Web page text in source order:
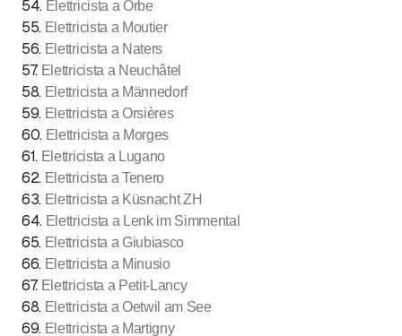
54. Elettricista a Orbe
55. Elettricista a Moutier
56. Elettricista a Naters
57. Elettricista a Neuchâtel
58. Elettricista a Männedorf
59. Elettricista a Orsières
60. Elettricista a Morges
61. Elettricista a Lugano
62. Elettricista a Tenero
63. Elettricista a Küsnacht ZH
64. Elettricista a Lenk im Simmental
65. Elettricista a Giubiasco
66. Elettricista a Minusio
67. Elettricista a Petit-Lancy
68. Elettricista a Oetwil am See
69. Elettricista a Martigny